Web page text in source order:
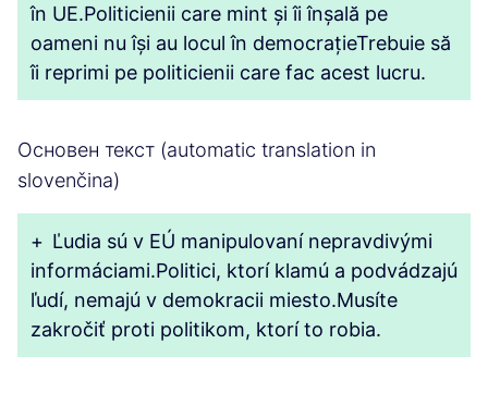
în UE.Politicienii care mint și îi înșală pe
oameni nu își au locul în democrațieTrebuie să
îi reprimi pe politicienii care fac acest lucru.
Основен текст (automatic translation in
slovenčina)
+ Ľudia sú v EÚ manipulovaní nepravdivými
informáciami.Politici, ktorí klamú a podvádzajú
ľudí, nemajú v demokracii miesto.Musíte
zakročiť proti politikom, ktorí to robia.